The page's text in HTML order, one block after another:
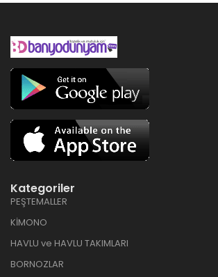
Kategoriler
PEŞTEMALLER
KİMONO
HAVLU ve HAVLU TAKIMLARI
BORNOZLAR